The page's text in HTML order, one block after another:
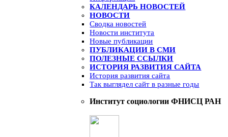
КАЛЕНДАРЬ НОВОСТЕЙ
НОВОСТИ
Сводка новостей
Новости института
Новые публикации
ПУБЛИКАЦИИ В СМИ
ПОЛЕЗНЫЕ ССЫЛКИ
ИСТОРИЯ РАЗВИТИЯ САЙТА
История развития сайта
Так выглядел сайт в разные годы
Институт социологии ФНИСЦ РАН